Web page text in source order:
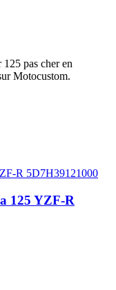
pas cher en
Motocustom.
125 YZF-R